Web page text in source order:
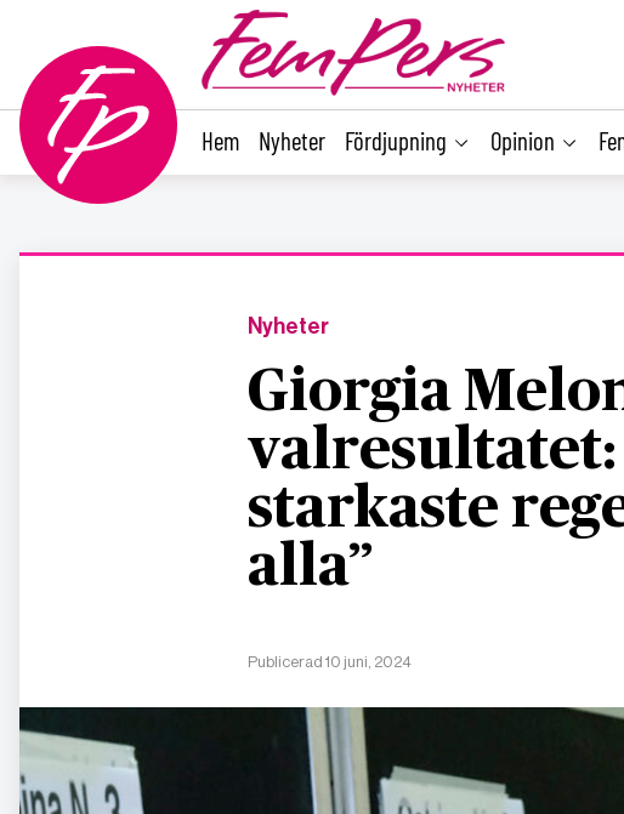
Hem Nyheter Fördjupning Opinion
Nyheter
Giorgia
valresultatet:
starkaste
alla”
Publicerad 10 juni, 2024